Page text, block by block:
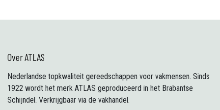
Over ATLAS
Nederlandse topkwaliteit gereedschappen voor vakmensen. Sinds
1922 wordt het merk ATLAS geproduceerd in het Brabantse
Schijndel. Verkrijgbaar via de vakhandel.